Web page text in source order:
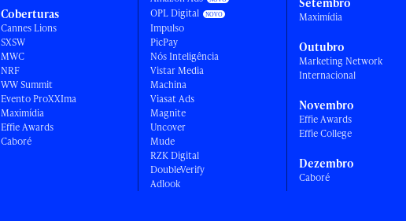
Coberturas
Cannes Lions
SXSW
MWC
NRF
WW Summit
Evento ProXXIma
Maximídia
Effie Awards
Caboré
OPL Digital
Impulso
PicPay
Nós Inteligência
Vistar Media
Machina
Viasat Ads
Magnite
Uncover
Mude
RZK Digital
DoubleVerify
Adlook
Maximídia
Outubro
Marketing Network
Internacional
Novembro
Effie Awards
Effie College
Dezembro
Caboré